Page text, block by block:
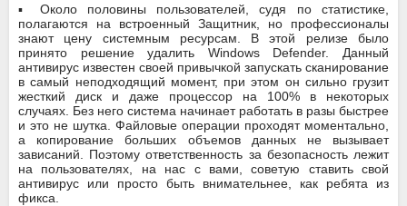
▪️ Около половины пользователей, судя по статистике,
полагаются на встроенный Защитник, но профессионалы
знают цену системным ресурсам. В этой релизе было
принято решение удалить Windows Defender. Данный
антивирус известен своей привычкой запускать сканирование
в самый неподходящий момент, при этом он сильно грузит
жесткий диск и даже процессор на 100% в некоторых
случаях. Без него система начинает работать в разы быстрее
и это не шутка. Файловые операции проходят моментально,
а копирование больших объемов данных не вызывает
зависаний. Поэтому ответственность за безопасность лежит
на пользователях, на нас с вами, советую ставить свой
антивирус или просто быть внимательнее, как ребята из
фикса.